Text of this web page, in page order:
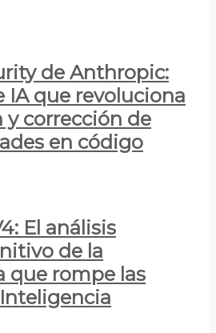
de Anthropic:
IA que revoluciona
y corrección de
en código
El análisis
de la
que rompe las